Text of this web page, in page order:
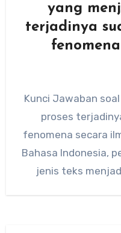
yang
terjadinya
Kunci Jawaban
proses
fenomena secara
Bahasa Indonesia,
jenis teks